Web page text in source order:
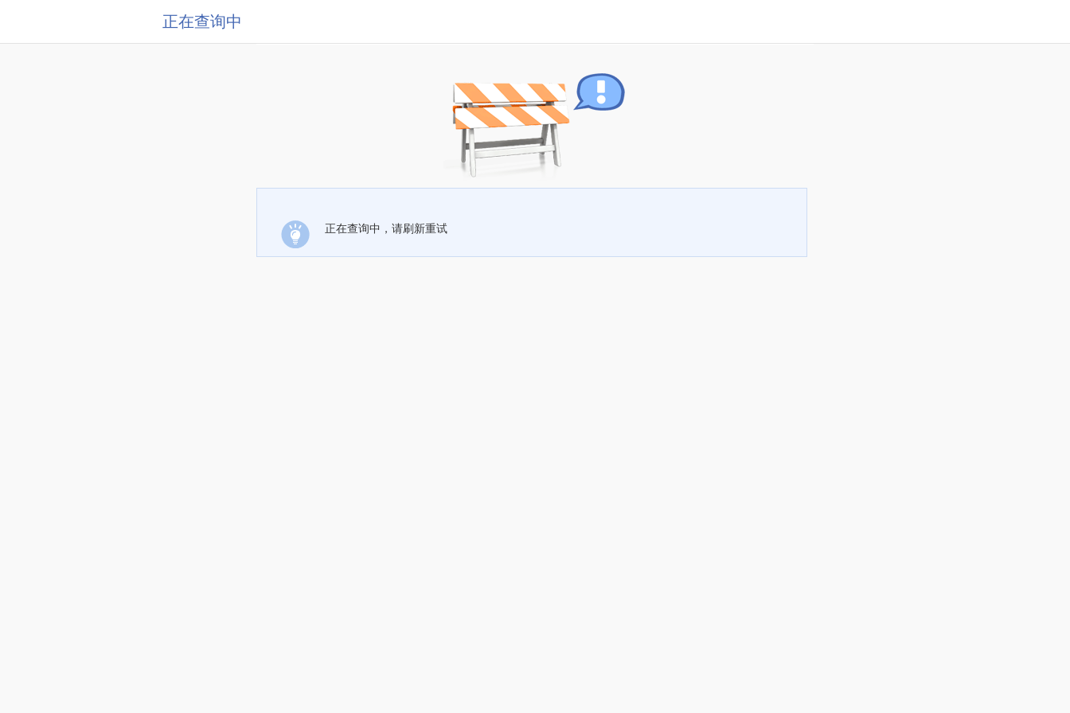
正在查询中
正在查询中，请刷新重试